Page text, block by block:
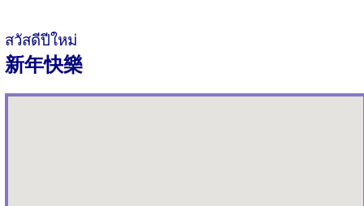
สวัสดีปีใหม่
新年快樂